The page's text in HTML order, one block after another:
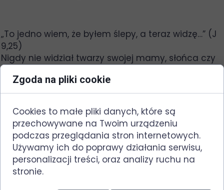
„To jedno wiem, że byłem ślepy, a teraz widzę…” (J
9,25)
Nigdy nie widział twarzy swojej mamy, słońca czy
kwiatów. Od zawsze żył w ciemności. Nigdy nie
widział również samego siebie, swojej twarzy, gdyż
był od urodzenia niewidomy. Pieniądze na
utrzymanie zarabiał żebrząc. Kiedy wieczorem
wracał do swojego domu, nie mógł nawet
zobaczyć, jaki był brudny od kurzu z ulic Jerozolimy.
Znów siedział i żebrał. A wtedy przechodził Jezus.
Niewidomy nie widział wzroku, który był na niego
skierowany. Jednakże zauważył, że ktoś zwrócił na
niego swoją uwagę. Następnie poczuł coś na
Zgoda na pliki cookie
Cookies to małe pliki danych, które są
przechowywane na Twoim urządzeniu
podczas przeglądania stron internetowych.
Używamy ich do poprawy działania serwisu,
personalizacji treści, oraz analizy ruchu na
stronie.